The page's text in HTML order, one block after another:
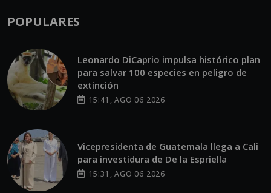
POPULARES
Leonardo DiCaprio impulsa histórico plan
para salvar 100 especies en peligro de
extinción
15:41, AGO 06 2026
Vicepresidenta de Guatemala llega a Cali
para investidura de De la Espriella
15:31, AGO 06 2026